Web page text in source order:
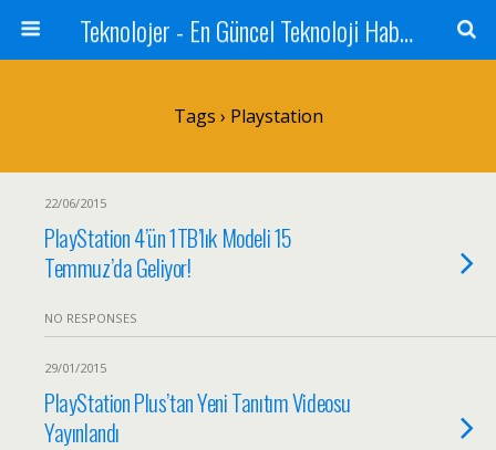
Teknolojer - En Güncel Teknoloji Haberleri
Tags › Playstation
22/06/2015
PlayStation 4’ün 1TB’lık Modeli 15
Temmuz’da Geliyor!
NO RESPONSES
29/01/2015
PlayStation Plus’tan Yeni Tanıtım Videosu
Yayınlandı